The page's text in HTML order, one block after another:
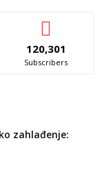
120,301
Subscribers
zahlađenje: